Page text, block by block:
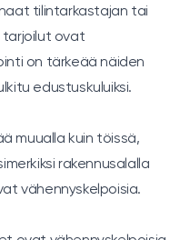
tilintarkastajan tai
tarjoilut ovat
on tärkeää näiden
edustuskuluiksi.
muualla kuin töissä,
rakennusalalla
vähennyskelpoisia.